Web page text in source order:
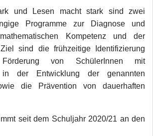
und Lesen macht stark sind zwei
Programme zur Diagnose und
Kompetenz und der
Ziel sind die frühzeitige Identifizierung
von SchülerInnen mit
in der Entwicklung der genannten
die Prävention von dauerhaften
seit dem Schuljahr 2020/21 an den